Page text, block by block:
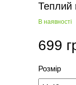
Теплий
В наявності
699
Розмір